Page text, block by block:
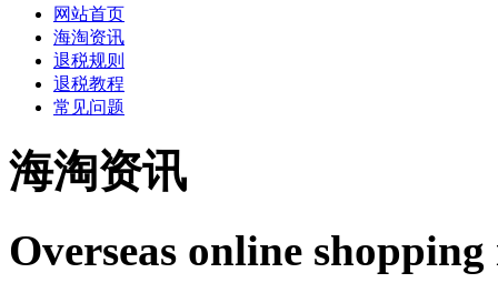
网站首页
海淘资讯
退税规则
退税教程
常见问题
海淘资讯
Overseas online